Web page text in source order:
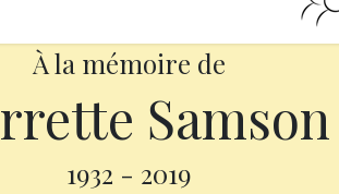
À la mémoire de
Samson
1932 - 2019